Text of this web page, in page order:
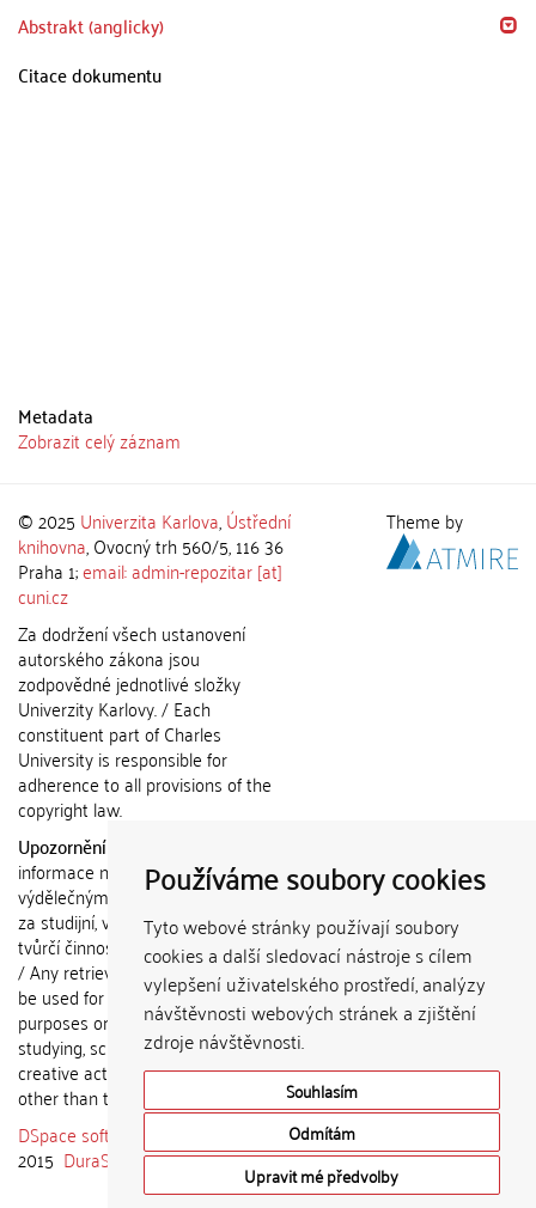
Používáme soubory cookies
Tyto webové stránky používají soubory
cookies a další sledovací nástroje s cílem
vylepšení uživatelského prostředí, analýzy
návštěvnosti webových stránek a zjištění
zdroje návštěvnosti.
Souhlasím
Odmítám
Upravit mé předvolby
Abstrakt (anglicky)
Citace dokumentu
Metadata
Zobrazit celý záznam
© 2025 Univerzita Karlova,Ústřední
knihovna, Ovocný trh 560/5, 116 36
Praha 1;email: admin-repozitar [at]
cuni.cz
Za dodržení všech ustanovení
autorského zákona jsou
zodpovědné jednotlivé složky
Univerzity Karlovy. / Each
constituent part of Charles
University is responsible for
adherence to all provisions of the
copyright law.
Upozornění / Notice:
informace nemohou být použity k
výdělečným účelům nebo vydávány
za studijní, vědeckou nebo jinou
tvůrčí činnost jiné osoby než autora.
/ Any retrieved information shall not
be used for any commercial
purposes or claimed as results of
studying, scientific or any other
creative activities of any person
other than the author.
DSpace software
copyright © 2002-
2015 DuraSpace
Theme by